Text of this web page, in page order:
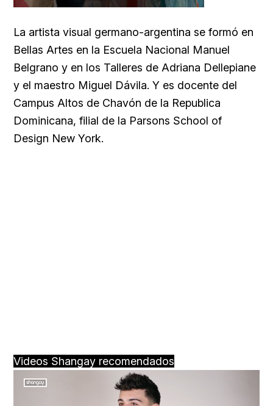
La artista visual germano-argentina se formó en
Bellas Artes en la Escuela Nacional Manuel
Belgrano y en los Talleres de Adriana Dellepiane
y el maestro Miguel Dávila. Y es docente del
Campus Altos de Chavón de la Republica
Dominicana, filial de la Parsons School of
Design New York.
Videos Shangay recomendados